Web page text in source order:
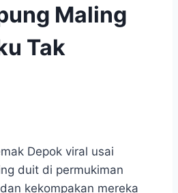
Maling
Tak
Depok viral usai
duit di permukiman
kekompakan mereka